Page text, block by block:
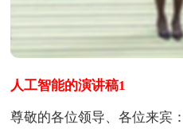
人工智能的演讲稿1
尊敬的各位领导、各位来宾：